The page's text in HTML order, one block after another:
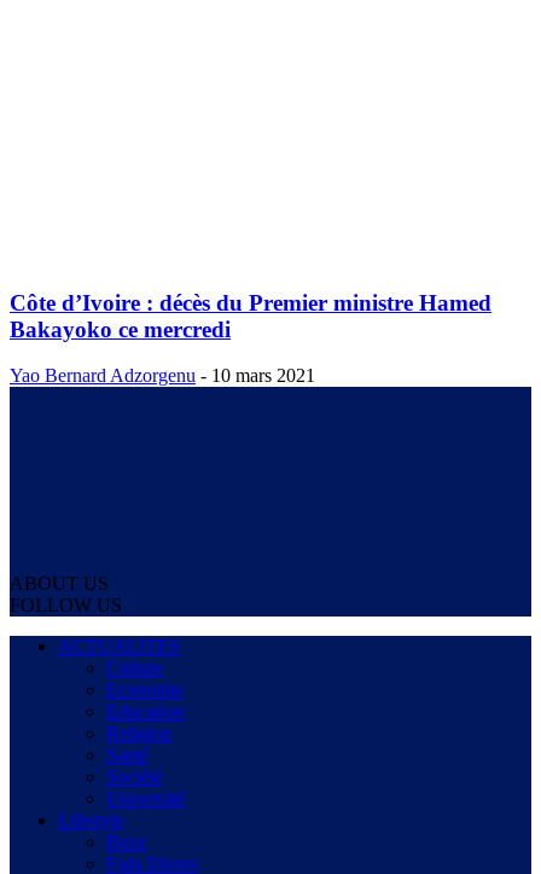
Côte d’Ivoire : décès du Premier ministre Hamed
Bakayoko ce mercredi
Yao Bernard Adzorgenu - 10 mars 2021
ABOUT US
FOLLOW US
ACTUALITES
Culture
Economie
Education
Religion
Santé
Société
Université
Lifestyle
Buzz
Faits Divers